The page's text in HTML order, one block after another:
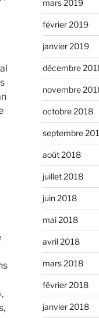
mars 2019
février 2019
janvier 2019
décembre
novembre
octobre 2018
septembre
août 2018
juillet 2018
juin 2018
mai 2018
avril 2018
mars 2018
février 2018
janvier 2018